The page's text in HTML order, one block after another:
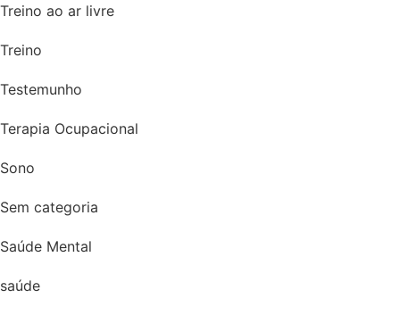
Treino ao ar livre
Treino
Testemunho
Terapia Ocupacional
Sono
Sem categoria
Saúde Mental
saúde